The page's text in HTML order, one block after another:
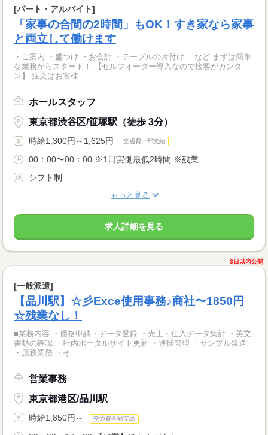
[パート・アルバイト]
「家事の合間の2時間」もOK！すき家なら家事
と両立して働けます
・ご案内 ・盛つけ ・お会計 ・テーブルの片付け など まずは簡単
な業務からスタート！ 【セルフオーダー導入なので接客がカンタ
ン】 注文はお客様...
ホールスタッフ
東京都渋谷区/笹塚駅（徒歩 3分）
時給1,300円～1,625円 交通費一部支給
00：00〜00：00 ※1日実働最低2時間 ※残業...
シフト制
もっと見る
求人詳細を見る
3日以内公開
[一般派遣]
【品川駅】☆彡Exce使用事務♪商社〜1850円
☆残業なし！
■業務内容 ・価格申請・データ登録 ・売上・仕入データ集計 ・英文
書類の確認 ・社内ポータルサイト更新 ・進捗管理 ・サンプル発送
・庶務業務 ・そ...
営業事務
東京都港区/品川駅
時給1,850円～ 交通費全額支給